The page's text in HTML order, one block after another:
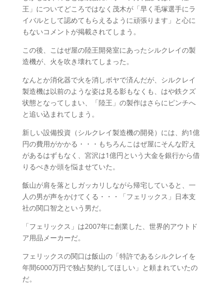
王」についてどころではなく茂木が「早く毛塚選手にラ
イバルとして認めてもらえるように頑張ります」と心に
もないコメントが掲載されてしまう。
この後、こはぜ屋の陸王開発室にあったシルクレイの製
造機が、火を吹き壊れてしまった。
なんとか消化器で火を消しボヤで済んだが、シルクレイ
製造機は以前のような姿は見る影もなくも、はや鉄クズ
状態となってしまい、「陸王」の製作はさらにピンチへ
と追い込まれてしまう。
新しい設備投資（シルクレイ製造機の開発）には、約1億
円の費用がかかる・・・もちろんこはぜ屋にそんな貯え
があるはずもなく、宮沢は1億円という大金を銀行から借
りるべきか頭を悩ませていた。
飯山が肩を落としガッカリしながら帰宅していると、一
人の男が声をかけてくる・・・「フェリックス」日本支
社の関口智之という男だ。
「フェリックス」は2007年に創業した、世界的アウトド
ア用品メーカーだ。
フェリックスの関口は飯山の「特許であるシルクレイを
年間6000万円で独占契約してほしい」と頼まれていたの
だ。